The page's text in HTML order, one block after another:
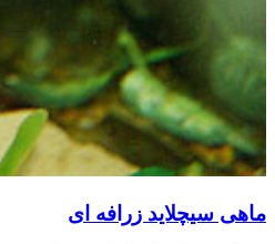
ماهی سیچلاید زرافه ای